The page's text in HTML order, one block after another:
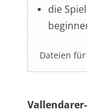
die
Dateien